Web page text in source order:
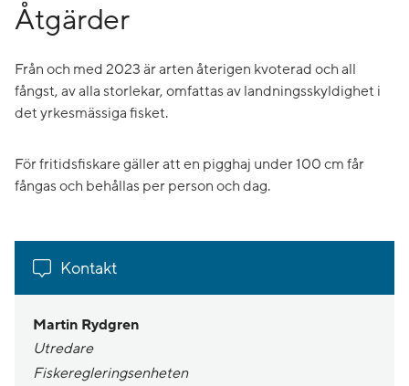
Åtgärder
Från och med 2023 är arten återigen kvoterad och all
fångst, av alla storlekar, omfattas av landningsskyldighet i
det yrkesmässiga fisket.
För fritidsfiskare gäller att en pigghaj under 100 cm får
fångas och behållas per person och dag.
Kontakt
Martin Rydgren
Utredare
Fiskeregleringsenheten